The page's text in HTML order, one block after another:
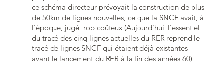
ce schéma directeur prévoyait la construction de plus
de 50km de lignes nouvelles, ce que la SNCF avait, à
l’époque, jugé trop coûteux (Aujourd’hui, l’essentiel
du tracé des cinq lignes actuelles du RER reprend le
tracé de lignes SNCF qui étaient déjà existantes
avant le lancement du RER à la fin des années 60).